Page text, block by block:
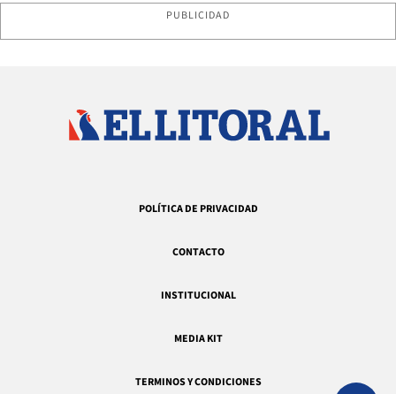
PUBLICIDAD
POLÍTICA DE PRIVACIDAD
CONTACTO
INSTITUCIONAL
MEDIA KIT
TERMINOS Y CONDICIONES